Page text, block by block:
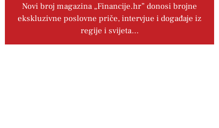
Novi broj magazina „Financije.hr” donosi brojne
ekskluzivne poslovne priče, intervjue i događaje iz
regije i svijeta…